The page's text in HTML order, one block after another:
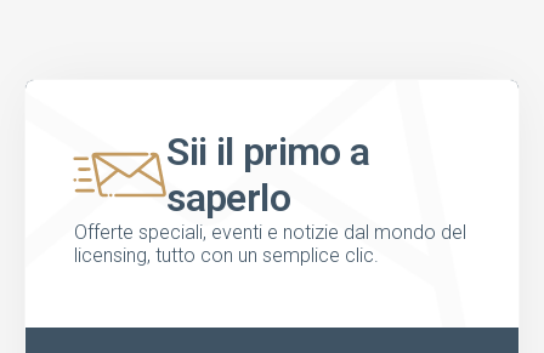
Sii il primo a
saperlo
Offerte speciali, eventi e notizie dal mondo del
licensing, tutto con un semplice clic.